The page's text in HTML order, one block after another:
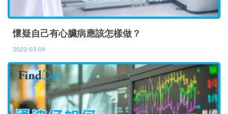
懷疑自己有心臟病應該怎樣做？
2022-03-09